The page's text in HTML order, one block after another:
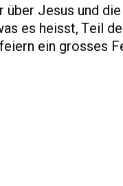
über Jesus und die
es heisst, Teil
ein grosses